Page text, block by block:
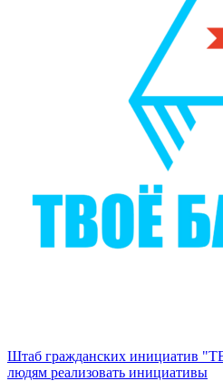
Штаб гражданских инициатив
людям реализовать инициативы